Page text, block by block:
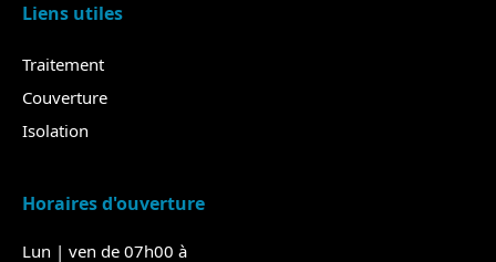
Liens utiles
Traitement
Couverture
Isolation
Horaires d'ouverture
Lun | ven de 07h00 à